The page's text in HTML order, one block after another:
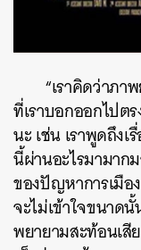
“เราคิดว่าภ
ที่เราบอกออกไป
นะ เช่น เราพูดถึง
นี้ผ่านอะไรมามาก
ของปัญหาการเมือ
จะไม่เข้าใจขนาด
พยายามสะท้อนเ